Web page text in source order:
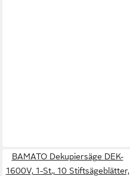
BAMATO Dekupiersäge DEK-
1600V, 1-St., 10 Stiftsägeblätter,